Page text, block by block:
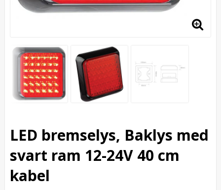
LED bremselys, Baklys med
svart ram 12-24V 40 cm
kabel